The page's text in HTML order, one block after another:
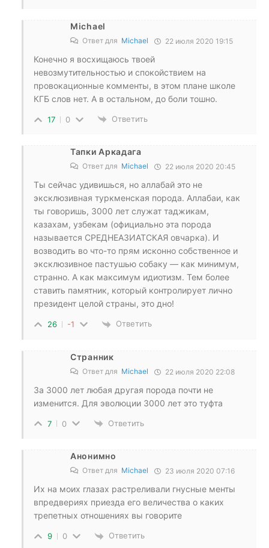
Michael
Ответ для Michael 22 июля 2020 19:15
Конечно я восхищаюсь твоей
невозмутительностью и спокойствием на
провокационные комменты, в этом плане школе
КГБ слов нет. А в остальном, до боли тошно.
17 0 Ответить
Тапки Аркадага
Ответ для Michael 22 июля 2020 20:45
Ты сейчас удивишься, но аллабай это не
эксклюзивная туркменская порода. Аллабаи, как
ты говоришь, 3000 лет служат таджикам,
казахам, узбекам (официально эта порода
называется СРЕДНЕАЗИАТСКАЯ овчарка). И
возводить во что-то прям исконно собственное и
эксклюзивное пастушью собаку — как минимум,
странно. А как максимум идиотизм. Тем более
ставить памятник, который контролирует лично
президент целой страны, это дно!
26 -1 Ответить
Странник
Ответ для Michael 22 июля 2020 22:08
За 3000 лет любая другая порода почти не
изменится. Для эволюции 3000 лет это туфта
7 0 Ответить
Анонимно
Ответ для Michael 23 июля 2020 07:16
Их на моих глазах растреливали гнусные менты
впредвериях приезда его величества о каких
трепетных отношениях вы говорите
9 0 Ответить